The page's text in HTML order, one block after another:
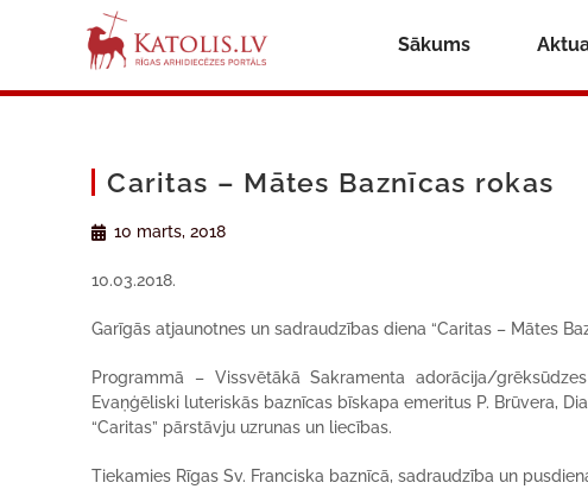
Sākums
Caritas – Mātes Baznīcas rokas
10 marts, 2018
10.03.2018.
Garīgās atjaunotnes un sadraudzības diena “Caritas – Mātes
Programmā – Vissvētākā Sakramenta adorācija/
Evaņģēliski luteriskās baznīcas bīskapa emeritus P. Brūvera,
“Caritas” pārstāvju uzrunas un liecības.
Tiekamies Rīgas Sv. Franciska baznīcā, sadraudzība un